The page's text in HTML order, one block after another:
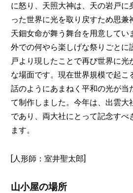
に怒り、天照大神は、天の岩戸に
った世界に光を取り戻すため思兼
天鈿女命が舞う舞台を用意してい
外での何やら楽しげな祭りごとに
戸より現したことで再び世界に光
な場面です。現在世界規模で起こ
話のようにあまねく平和の光が当
て制作しました。今年は、出雲大
であり、両大社にとって記念すべ
ます。
[人形師：室井聖太郎]
山小屋の場所